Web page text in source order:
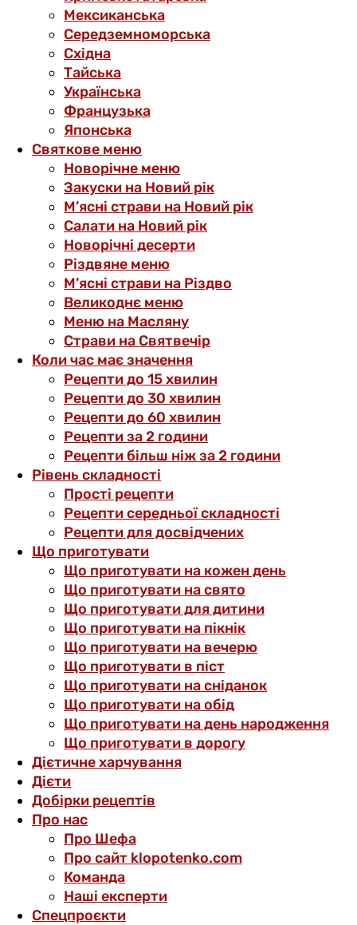
Мексиканська
Середземноморська
Східна
Тайська
Українська
Французька
Японська
Святкове меню
Новорічне меню
Закуски на Новий рік
М’ясні страви на Новий рік
Салати на Новий рік
Новорічні десерти
Різдвяне меню
М’ясні страви на Різдво
Великоднє меню
Меню на Масляну
Страви на Святвечір
Коли час має значення
Рецепти до 15 хвилин
Рецепти до 30 хвилин
Рецепти до 60 хвилин
Рецепти за 2 години
Рецепти більш ніж за 2 години
Рівень складності
Прості рецепти
Рецепти середньої складності
Рецепти для досвідчених
Що приготувати
Що приготувати на кожен день
Що приготувати на свято
Що приготувати для дитини
Що приготувати на пікнік
Що приготувати на вечерю
Що приготувати в піст
Що приготувати на сніданок
Що приготувати на обід
Що приготувати на день народження
Що приготувати в дорогу
Дієтичне харчування
Дієти
Добірки рецептів
Про нас
Про Шефа
Про сайт klopotenko.com
Команда
Наші експерти
Спецпроєкти